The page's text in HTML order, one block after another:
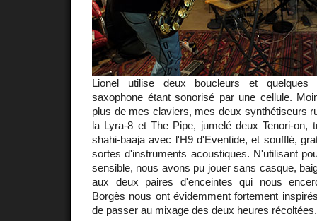
Lionel utilise deux boucleurs et quelques
saxophone étant sonorisé par une cellule.
plus de mes claviers, mes deux synthétiseurs
la Lyra-8 et The Pipe, jumelé deux Tenori-on,
shahi-baaja avec l'H9 d'Eventide, et soufflé,
sortes d'instruments acoustiques. N'utilisant
sensible, nous avons pu jouer sans casque,
aux deux paires d'enceintes qui nous
Borgès nous ont évidemment fortement
de passer au mixage des deux heures